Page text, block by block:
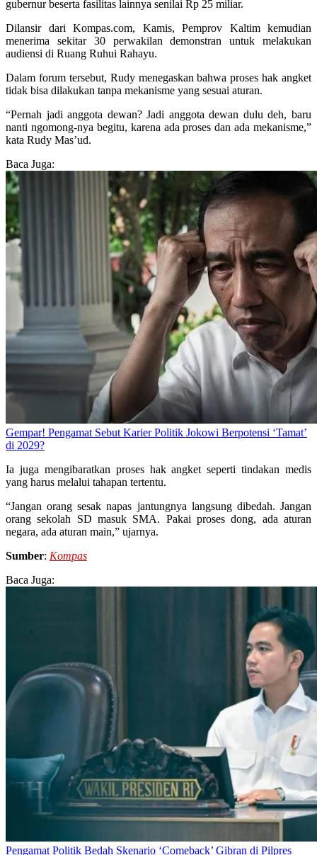
gubernur beserta fasilitas lainnya senilai Rp 25 miliar.
Dilansir dari Kompas.com, Kamis, Pemprov Kaltim kemudian
menerima sekitar 30 perwakilan demonstran untuk melakukan
audiensi di Ruang Ruhui Rahayu.
Dalam forum tersebut, Rudy menegaskan bahwa proses hak angket
tidak bisa dilakukan tanpa mekanisme yang sesuai aturan.
“Pernah jadi anggota dewan? Jadi anggota dewan dulu deh, baru
nanti ngomong-nya begitu, karena ada proses dan ada mekanisme,”
kata Rudy Mas’ud.
Baca Juga:
Gempar! Pengamat Sebut Karier Politik Jokowi Berpotensi ‘Tamat’
di 2029?
Ia juga mengibaratkan proses hak angket seperti tindakan medis
yang harus melalui tahapan tertentu.
“Jangan orang sesak napas jantungnya langsung dibedah. Jangan
orang sekolah SD masuk SMA. Pakai proses dong, ada aturan
negara, ada aturan main,” ujarnya.
Sumber: Kompas
Baca Juga:
Pengamat Politik Bedah Skenario ‘Comeback’ Gibran di Pilpres